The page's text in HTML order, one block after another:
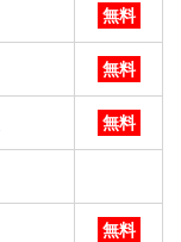
無料
無料
無料
無料